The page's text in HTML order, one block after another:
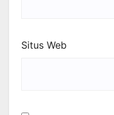
Situs Web